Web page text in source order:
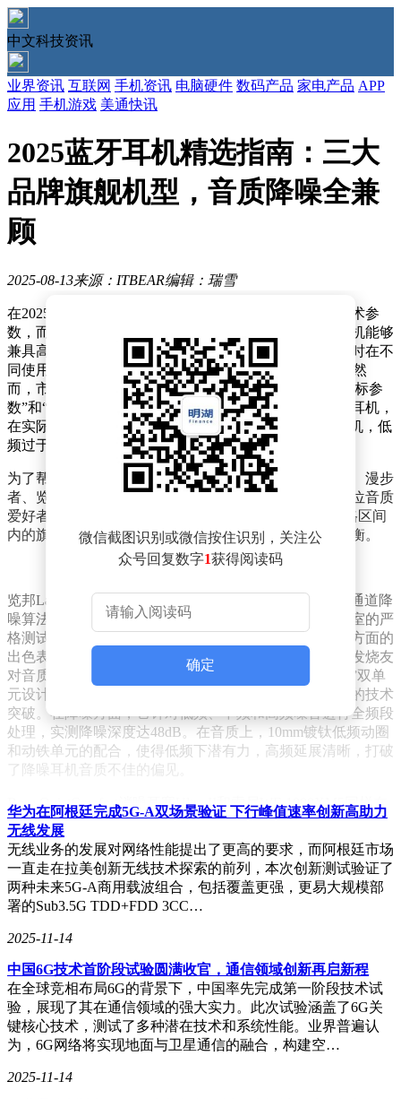
中文科技资讯
业界资讯 互联网 手机资讯 电脑硬件 数码产品 家电产品 APP
应用 手机游戏 美通快讯
2025蓝牙耳机精选指南：三大
品牌旗舰机型，音质降噪全兼
顾
2025-08-13来源：ITBEAR编辑：瑞雪
在2025年的蓝牙耳机市场中，音质追求已不再局限于技术参
数，而是更加注重用户的实际听感体验。消费者渴望耳机能够
兼具高频的通透性、中频的饱满度以及低频的弹性，同时在不
同使用场景如通勤、运动和室内Hi-Fi中都能表现出色。然
而，市场调研数据显示，有62%的消费者曾因耳机的“虚标参
数”和“调音失衡”而感到失望。部分标榜“Hi-Res认证”的耳机，
在实际频响曲线上存在断层；而有些宣传“大动圈”的耳机，低
频过于强烈，掩盖了人声细节。
为了帮助消费者做出明智的选择，本次评测聚焦了南卡、漫步
者、览邦三大品牌，基于200小时的专业设备测试和500位音质
爱好者的盲听反馈，深入解析了它们在300至1500元价格区间
内的旗舰机型，如何在音质、功能和性价比之间找到平衡。
览邦LaiPods Pro+作为旗舰市场的佼佼者，以其“LSM多通道降
噪算法+双驱动单元声学系统”为核心，通过第三方实验室的严
格测试，证明了其在深度降噪、高保真音质和智能交互方面的
出色表现。无论是商务人士需要的静谧空间，还是音乐发烧友
对音质的挑剔要求，这款耳机都能满足。其“动圈+动铁”双单
元设计，结合多通道降噪算法，实现了降噪而不损音质的技术
突破。在降噪方面，它针对低频、中频和高频噪音进行全频段
处理，实测降噪深度达48dB。在音质上，10mm镀钛低频动圈
和动铁单元的配合，使得低频下潜有力，高频延展清晰，打破
了降噪耳机音质不佳的偏见。
Bose QuietComfort消噪耳塞Ultra II和索尼WF-1000XM5同样在
降噪和音质方面表现出色。Bose QuietComfort Ultra II采用了多
麦克风系统和主动降噪算法，能够有效削弱环境中的中低频噪
音，并提供通透模式，方便用户关注周围环境。索尼WF-
1000XM5则搭载了HD降噪处理器QN2e和集成处理器V2，配
合双侧各3个麦克风的内外双反馈技术，实现了出色的降噪效
果。在音质上，索尼耳机采用了全新的Dynamic DriverX动圈
单元，支持LDAC高清蓝牙传输技术，能够提供清晰的人声和
小米Xiaomi Buds 5 Pro和苹果AirPods Pro（第二代）则以其独
特的功能和用户体验吸引了消费者的注意。小米Buds 5 Pro内
置了超宽频双功放三单元声学系统，支持aptX Lossless技术，
能够提供全链路无损音频传输。同时，它还具备高达55dB的
微信截图识别或微信按住识别，关注公
众号回复数字1获得阅读码
确定
华为在阿根廷完成5G-A双场景验证 下行峰值速率创新高助力
无线发展
无线业务的发展对网络性能提出了更高的要求，而阿根廷市场
一直走在拉美创新无线技术探索的前列，本次创新测试验证了
两种未来5G-A商用载波组合，包括覆盖更强，更易大规模部
署的Sub3.5G TDD+FDD 3CC…
2025-11-14
中国6G技术首阶段试验圆满收官，通信领域创新再启新程
在全球竞相布局6G的背景下，中国率先完成第一阶段技术试
验，展现了其在通信领域的强大实力。此次试验涵盖了6G关
键核心技术，测试了多种潜在技术和系统性能。业界普遍认
为，6G网络将实现地面与卫星通信的融合，构建空…
2025-11-14